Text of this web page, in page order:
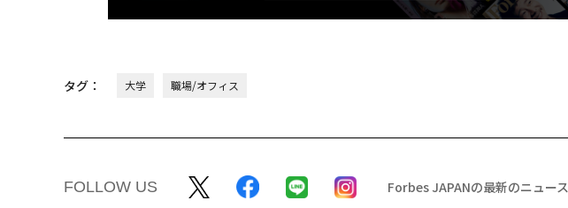
タグ： 大学 職場/オフィス
FOLLOW US Forbes JAPANの最新のニュー